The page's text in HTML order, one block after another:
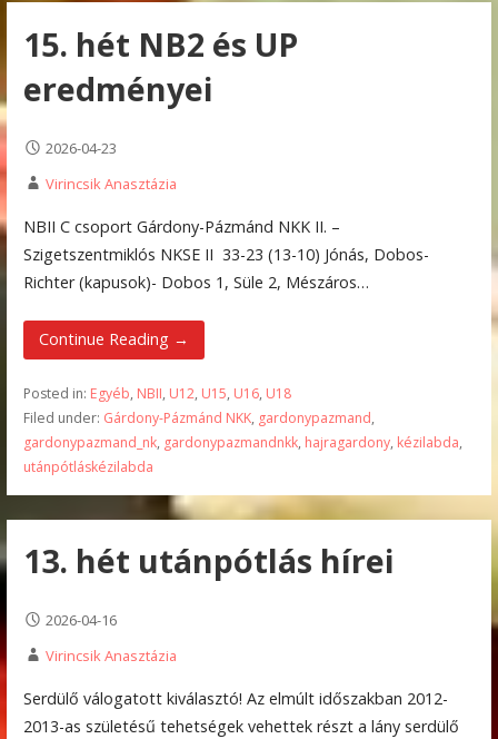
15. hét NB2 és UP
eredményei
2026-04-23
Virincsik Anasztázia
NBII C csoport Gárdony-Pázmánd NKK II. –
Szigetszentmiklós NKSE II 33-23 (13-10) Jónás, Dobos-
Richter (kapusok)- Dobos 1, Süle 2, Mészáros…
Continue Reading →
Posted in: Egyéb, NBII, U12, U15, U16, U18
Filed under: Gárdony-Pázmánd NKK, gardonypazmand,
gardonypazmand_nk, gardonypazmandnkk, hajragardony, kézilabda,
utánpótláskézilabda
13. hét utánpótlás hírei
2026-04-16
Virincsik Anasztázia
Serdülő válogatott kiválasztó! Az elmúlt időszakban 2012-
2013-as születésű tehetségek vehettek részt a lány serdülő